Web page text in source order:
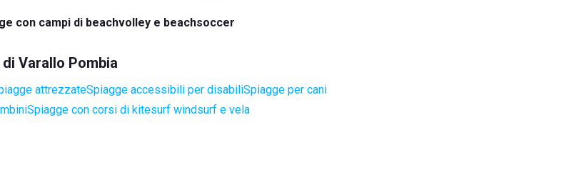
con campi di beachvolley e beachsoccer
Varallo Pombia
attrezzateSpiagge accessibili per disabiliSpiagge per cani
Spiagge con corsi di kitesurf windsurf e vela